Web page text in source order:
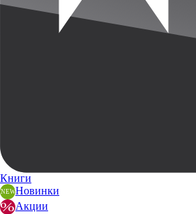
Книги
Новинки
Акции